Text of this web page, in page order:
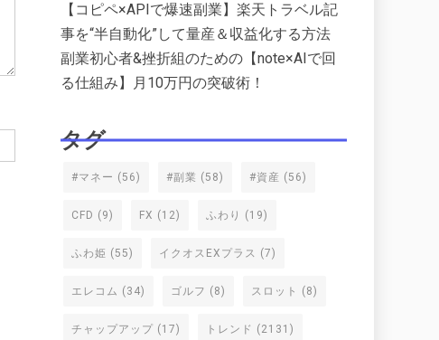
【コピペ×APIで爆速副業】楽天トラベル記
事を“半自動化”して量産＆収益化する方法
副業初心者&挫折組のための【note×AIで回
る仕組み】月10万円の突破術！
タグ
#マネー (56) #副業 (58) #資産 (56)
CFD (9) FX (12) ふわり (19)
ふわ姫 (55) イクオスEXプラス (7)
エレコム (34) ゴルフ (8) スロット (8)
チャップアップ (17) トレンド (2131)